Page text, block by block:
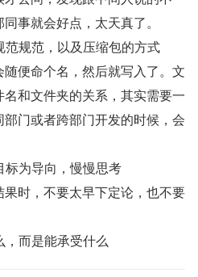
事就会好点，太天真了。
规范，以及压缩包的方式
便命个名，然后就写入了。文
和文件夹的关系，其实需要一
门或者跨部门开发的时候，会
标为导向，慢慢思考
时，不要太早下定论，也不要
而是能承受什么